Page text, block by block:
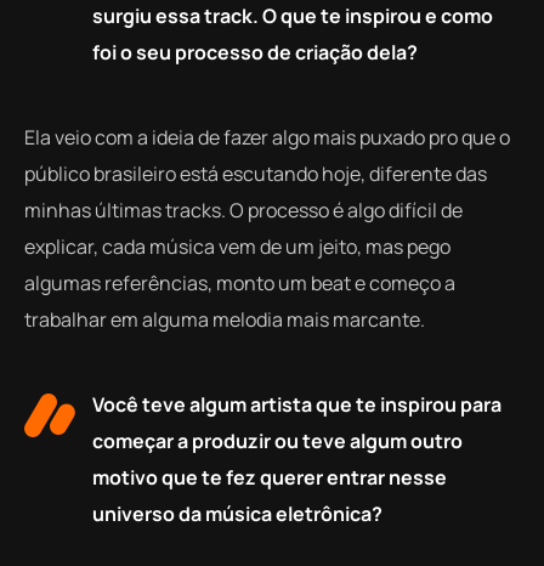
surgiu essa track. O que te inspirou e como
foi o seu processo de criação dela?
Ela veio com a ideia de fazer algo mais puxado pro que o
público brasileiro está escutando hoje, diferente das
minhas últimas tracks.O processo é algo difícil de
explicar, cada música vem de um jeito, mas pego
algumas referências, monto um beat e começo a
trabalhar em alguma melodia mais marcante.
Você teve algum artista que te inspirou para
começar a produzir ou teve algum outro
motivo que te fez querer entrar nesse
universo da música eletrônica?